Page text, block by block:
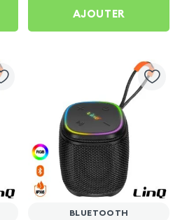
AJOUTER
BLUETOOTH